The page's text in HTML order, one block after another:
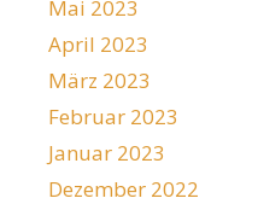
Mai 2023
April 2023
März 2023
Februar 2023
Januar 2023
Dezember 2022